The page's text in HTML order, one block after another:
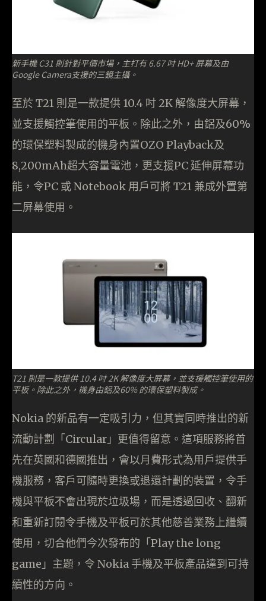
新手機 C31 則針對平價市場，主打有 6.67 吋 HD+ 屏幕及由
Google Camera支援的三鏡主攝。
至於 T21 則是一款提供 10.4 吋 2K 解像度大屏幕，
並支援觸控筆使用的平板。除此之外，由鋁及60%
的環保塑料製成的機身內置OZO Playback及
8,200mAh超大容量電池，更支援PC 延伸屏幕功
能，令PC 或 Notebook 用戶可將 T21 兼成外置第
二屏幕使用。
T21 則是一款提供 10.4 吋 2K 解像度大屏幕，並支援觸控筆使用的
平板。除此之外，機身由鋁及60% 的環保塑料製成。
Nokia 的新品有一定吸引力，但其實同時推出的新
流動計劃「Circular」更值得留意。這項服務將首
先在英國和德國推出，會以月費形式為用戶提供手
機服務，客戶可隨時更換或退還計劃的裝置，令手
機與平板不會出現於垃圾場，而是透過回收、翻新
和重新訂閱令手機及平板可於其他慈善業務上繼續
使用，切合他們今次發布的「Play the long
game」主題，令 Nokia 手機及平板產品達到可持
續性的方向。